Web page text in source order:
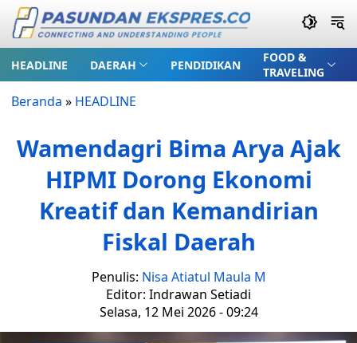
HEADLINE DAERAH PENDIDIKAN
FOOD &
TRAVELING
Beranda » HEADLINE
Wamendagri Bima Arya Ajak
HIPMI Dorong Ekonomi
Kreatif dan Kemandirian
Fiskal Daerah
Penulis: Nisa Atiatul Maula M
Editor: Indrawan Setiadi
Selasa, 12 Mei 2026 - 09:24